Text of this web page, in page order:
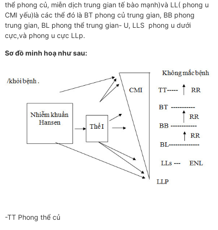
thể phong củ, miễn dịch trung gian tế bào mạnh)và LL( phong u
CMI yếu)là các thể đó là BT phong củ trung gian, BB phong
trung gian, BL phong thể trung gian- U, LLS phong u dưới
cực,và phong u cực LLp.
Sơ đồ minh hoạ như sau:
-TT Phong thể củ